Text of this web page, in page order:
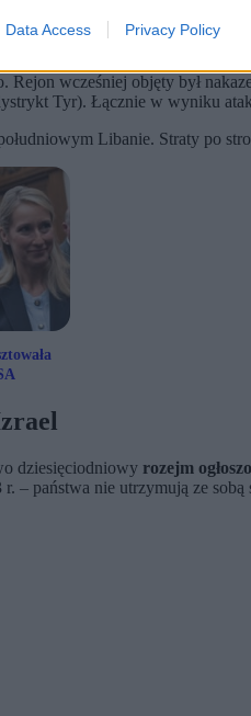
Data Access Privacy Policy
wcześniej objęty był
Tyr). Łącznie w wyniku
Libanie. Straty po
dziesięciodniowy rozejm
– państwa nie utrzymują ze